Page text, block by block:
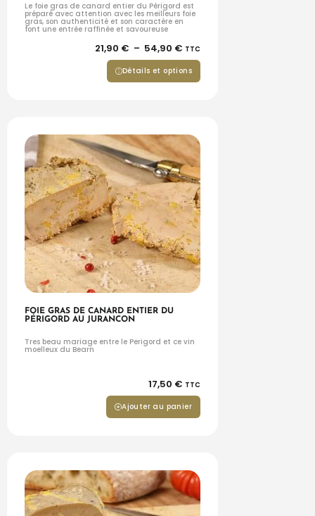
Le foie gras de canard entier du Périgord est
préparé avec attention avec les meilleurs foie
gras, son authenticité et son caractère en
font une entrée raffinée et savoureuse
21,90 € – 54,90 € TTC
Détails et options
FOIE GRAS DE CANARD ENTIER DU
PÉRIGORD AU JURANCON
Tres beau mariage entre le Perigord et ce vin
moelleux du Bearn
17,50 € TTC
Ajouter au panier